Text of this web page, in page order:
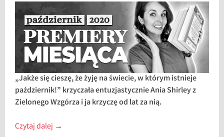
„Jakże się cieszę, że żyję na świecie, w którym istnieje
październik!” krzyczała entuzjastycznie Ania Shirley z
Zielonego Wzgórza i ja krzyczę od lat za nią.
Czytaj dalej →